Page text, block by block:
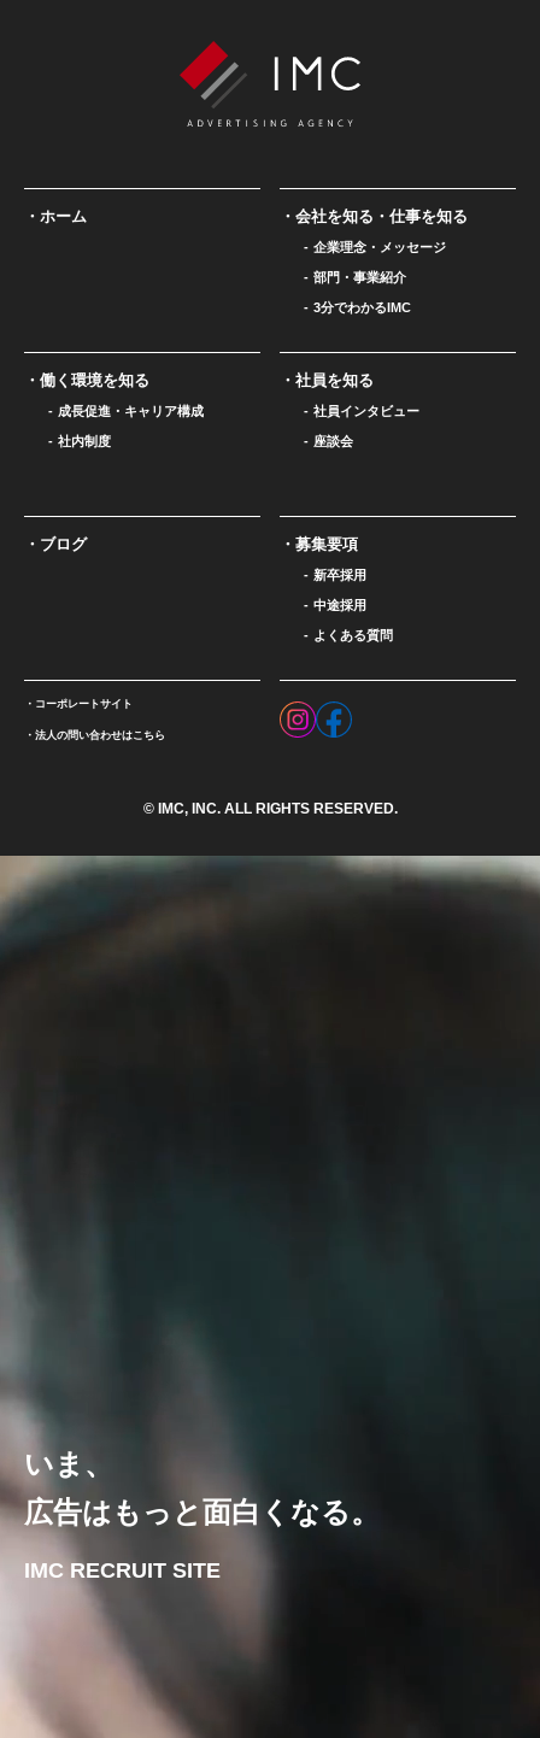
ホーム 会社を知る・仕事を知る
企業理念・メッセージ
部門・事業紹介
3分でわかるIMC
働く環境を知る
成長促進・キャリア構成
社内制度
社員を知る
社員インタビュー
座談会
ブログ 募集要項
新卒採用
中途採用
よくある質問
コーポレートサイト
法人の問い合わせはこちら
© IMC, INC. ALL RIGHTS RESERVED.
いま、
広告はもっと面白くなる。
IMC RECRUIT SITE